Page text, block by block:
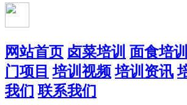
网站首页 卤菜培训 面食培训
门项目 培训视频 培训资讯
我们 联系我们